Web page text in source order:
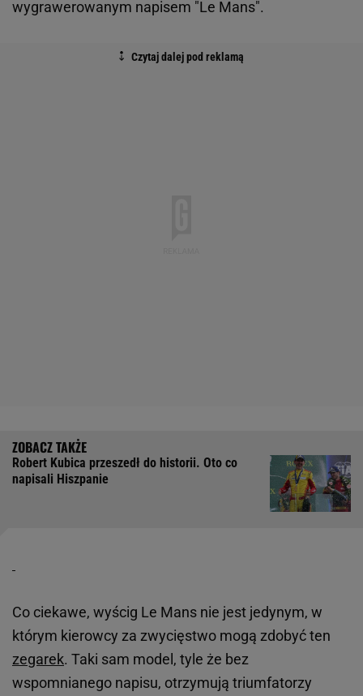
wygrawerowanym napisem "Le Mans".
Robert Kubica przeszedł do historii. Oto co
napisali Hiszpanie
Co ciekawe, wyścig Le Mans nie jest jedynym, w
którym kierowcy za zwycięstwo mogą zdobyć ten
zegarek. Taki sam model, tyle że bez
wspomnianego napisu, otrzymują triumfatorzy